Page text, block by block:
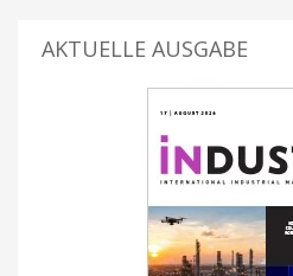
AKTUELLE AUSGABE